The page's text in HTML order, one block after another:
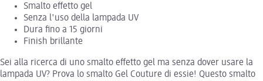
Smalto effetto gel
Senza l'uso della lampada UV
Dura fino a 15 giorni
Finish brillante
Sei alla ricerca di uno smalto effetto gel ma senza dover usare la
lampada UV? Prova lo smalto Gel Couture di essie! Questo smalto